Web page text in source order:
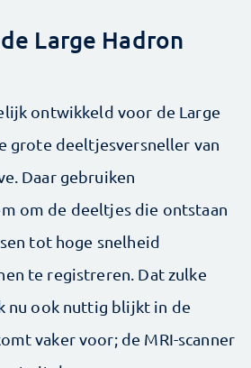
Large Hadron
ontwikkeld voor de Large
grote deeltjesversneller van
Daar gebruiken
om de deeltjes die ontstaan
tot hoge snelheid
te registreren. Dat zulke
nu ook nuttig blijkt in de
vaker voor; de MRI-scanner